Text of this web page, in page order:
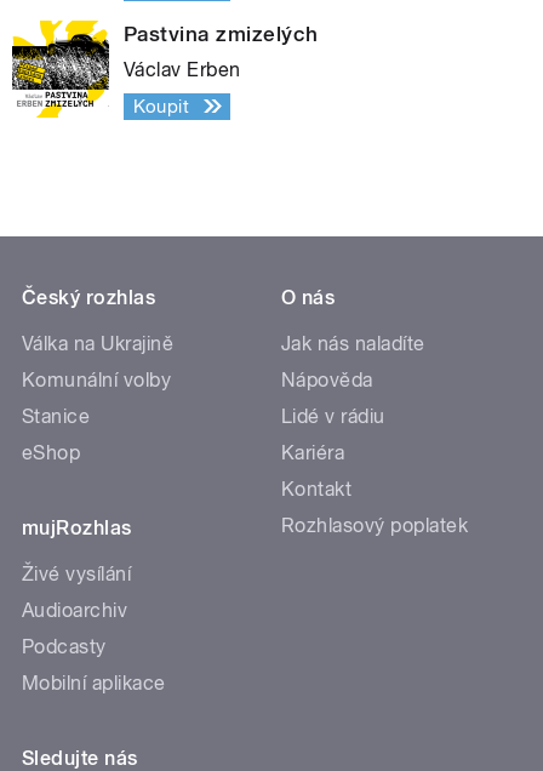
Pastvina zmizelých
Václav Erben
Koupit
Český rozhlas
Válka na Ukrajině
Komunální volby
Stanice
eShop
mujRozhlas
Živé vysílání
Audioarchiv
Podcasty
Mobilní aplikace
O nás
Jak nás naladíte
Nápověda
Lidé v rádiu
Kariéra
Kontakt
Rozhlasový poplatek
Sledujte nás